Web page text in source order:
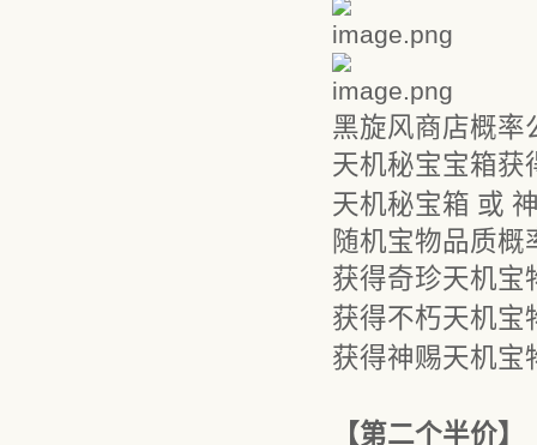
黑旋风商店概率
天机秘宝宝箱获
天机秘宝箱 或
随机宝物品质概
获得奇珍天机宝
获得不朽天机宝
获得神赐天机宝
【第二个半价】